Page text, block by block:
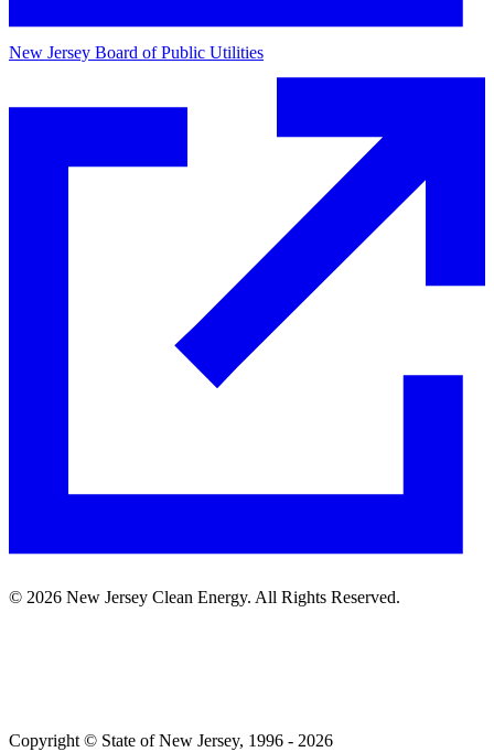
New Jersey Board of Public Utilities
© 2026 New Jersey Clean Energy. All Rights Reserved.​​​​‌ ‍ ​‍​‍‌‍ ‌ ​‍‌‍‍‌‌‍‌ ‌‍‍‌‌‍ ‍​‍​‍​ ‍‍​‍​‍‌ ​ ‌‍​‌‌‍ ‍‌‍‍‌‌ ‌​‌ ‍‌​‍ ‍‌‍‍‌‌‍ ​‍​‍​‍ ​​‍​‍‌‍‍​‌ ​‍‌‍‌‌‌‍‌‍​‍​‍​ ‍‍​‍​‍‌‍‍​‌ ‌​‌ ‌​‌ ​​​ ‍‍​‍ ​‍ ‌‍ ​‌‍ ‌‍​ ‌‍​‌‌‍ ​‌‍‍​‌‍ ‌ ​ ‌ ‌​​ ‍‍​ ​ ​ ​ ​ ​ ​ ​ ​‍ ‌‍‍‌‌‍ ‍‌ ‌​‌‍‌‌‌‍ ‍‌ ‌​​‍ ‌‍‌‌‌‍‌​‌‍‍‌‌ ‌​​‍ ‌‍ ‌‌‍ ‌‍‌​‌‍‌‌​ ‌‌ ​​‌ ​‍‌‍‌‌‌ ​ ‌‍‌‌‌‍ ‍‌ ‌​‌‍​‌‌ ‌​‌‍‍‌‌‍ ‌‍ ‍​ ‍ ‌‍‍‌‌‍‌​​ ‌‌ ​ ‌‍‍‌‌ ‌​‌‍‌‌‌​‌‍‌‍ ‌‍ ‌ ‌​‌‍‌‌‌ ​‍​ ‍ ‌ ‌​‌ ‍‌‌ ​​‌‍‌‌​ ‌‌‍‌‍‌‍ ‌‍ ‌ ‌​‌‍‌‌‌ ​‍​ ‍ ‌ ​​‌‍​‌‌ ‌​‌‍‍​​ ‌‌‍ ​‌‍‌‌‌‍‌ ‌‍​‌‌‍ ​​‍ ‍‌ ‌​‌‍‌‌‌ ‍​‌ ‌​​ ‌‍​‍‌‍​‌‌ ​ ‌‍‌‌‌‌‌‌‌ ​‍‌‍ ​​ ‌‌‍‍​‌ ‌​‌ ‌​‌ ​​​‍‌‌​ ​ ‌​​‌​‍‌‌​ ​‍‌​‌‍​‍‌‌​ ​‍‌​‌‍‌‍ ​‌‍ ‌‍​ ‌‍​‌‌‍ ​‌‍‍​‌‍ ‌ ​ ‌ ‌​​‍‌‌​ ​ ‌​​‌​ ​ ​ ​ ​ ​ ​ ​ ​‍‌‍‌‍‍‌‌‍‌​​ ‌‌ ​ ‌‍‍‌‌ ‌​‌‍‌‌‌​‌‍‌‍ ‌‍ ‌ ‌​‌‍‌‌‌ ​‍​‍‌‍‌ ‌​‌ ‍‌‌ ​​‌‍‌‌​ ‌‌‍‌‍‌‍ ‌‍ ‌ ‌​‌‍‌‌‌ ​‍​‍‌‍‌ ​​‌‍​‌‌ ‌​‌‍‍​​ ‌‌‍ ​‌‍‌‌‌‍‌ ‌‍​‌‌‍ ​​‍ ‍‌ ‌​‌‍‌‌‌ ‍​‌ ‌​​‍‌‍‌ ​​‌‍‌‌‌ ​‍‌ ​ ‌ ​​‌‍‌‌‌‍​ ‌ ‌​‌‍‍‌‌ ‌‍‌‍‌‌​ ‌‌ ​​‌ ‌‌‌‍​‍‌‍ ​‌‍‍‌‌ ​ ‌‍‍​‌‍‌‌‌‍‌​​‍​‍‌ ‌
Copyright © State of New Jersey, 1996 -​​​​‌ ‍ ​‍​‍‌‍ ‌ ​‍‌‍‍‌‌‍‌ ‌‍‍‌‌‍ ‍​‍​‍​ ‍‍​‍​‍‌ ​ ‌‍​‌‌‍ ‍‌‍‍‌‌ ‌​‌ ‍‌​‍ ‍‌‍‍‌‌‍ ​‍​‍​‍ ​​‍​‍‌‍‍​‌ ​‍‌‍‌‌‌‍‌‍​‍​‍​ ‍‍​‍​‍‌‍‍​‌ ‌​‌ ‌​‌ ​​​ ‍‍​‍ ​‍ ‌‍ ​‌‍ ‌‍​ ‌‍​‌‌‍ ​‌‍‍​‌‍ ‌ ​ ‌ ‌​​ ‍‍​ ​ ​ ​ ​ ​ ​ ​ ​‍ ‌‍‍‌‌‍ ‍‌ ‌​‌‍‌‌‌‍ ‍‌ ‌​​‍ ‌‍‌‌‌‍‌​‌‍‍‌‌ ‌​​‍ ‌‍ ‌‌‍ ‌‍‌​‌‍‌‌​ ‌‌ ​​‌ ​‍‌‍‌‌‌ ​ ‌‍‌‌‌‍ ‍‌ ‌​‌‍​‌‌ ‌​‌‍‍‌‌‍ ‌‍ ‍​ ‍ ‌‍‍‌‌‍‌​​ ‌‌‍ ‍‌‍‍‍‌​‌ ‌‍ ‌ ‌‍‌​ ​‌‍​‌‌ ‍‌‌‍ ‌ ‌‌‌ ‌​​ ‍ ‌ ‌​‌ ‍‌‌ ​​‌‍‌‌​ ‌‌‍ ‍‌‍‍‍‌‍ ​‌‍​‌‌ ‍‌‌‍ ‌ ‌‌‌ ‌​​ ‍ ‌ ​​‌‍​‌‌ ‌​‌‍‍​​ ‌‌‍‌‍‌‍ ‌‍ ‌ ‌​‌‍‌‌‌ ​‍​‍ ‍‌‍ ​‌‍‌‌‌‍‌ ‌‍​‌‌‍ ​​ ‌‍​‍‌‍​‌‌ ​ ‌‍‌‌‌‌‌‌‌ ​‍‌‍ ​​ ‌‌‍‍​‌ ‌​‌ ‌​‌ ​​​‍‌‌​ ​ ‌​​‌​‍‌‌​ ​‍‌​‌‍​‍‌‌​ ​‍‌​‌‍‌‍ ​‌‍ ‌‍​ ‌‍​‌‌‍ ​‌‍‍​‌‍ ‌ ​ ‌ ‌​​‍‌‌​ ​ ‌​​‌​ ​ ​ ​ ​ ​ ​ ​ ​‍‌‍‌‍‍‌‌‍‌​​ ‌‌‍ ‍‌‍‍‍‌​‌ ‌‍ ‌ ‌‍‌​ ​‌‍​‌‌ ‍‌‌‍ ‌ ‌‌‌ ‌​​‍‌‍‌ ‌​‌ ‍‌‌ ​​‌‍‌‌​ ‌‌‍ ‍‌‍‍‍‌‍ ​‌‍​‌‌ ‍‌‌‍ ‌ ‌‌‌ ‌​​‍‌‍‌ ​​‌‍​‌‌ ‌​‌‍‍​​ ‌‌‍‌‍‌‍ ‌‍ ‌ ‌​‌‍‌‌‌ ​‍​‍ ‍‌‍ ​‌‍‌‌‌‍‌ ‌‍​‌‌‍ ​​‍‌‍‌ ​​‌‍‌‌‌ ​‍‌ ​ ‌ ​​‌‍‌‌‌‍​ ‌ ‌​‌‍‍‌‌ ‌‍‌‍‌‌​ ‌‌ ​​‌ ‌‌‌‍​‍‌‍ ​‌‍‍‌‌ ​ ‌‍‍​‌‍‌‌‌‍‌​​‍​‍‌ ‌ 2026